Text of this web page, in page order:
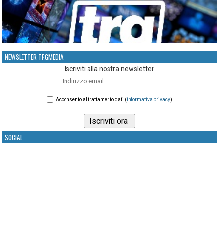
NEWSLETTER TRGMEDIA
Iscriviti alla nostra newsletter
Acconsento al trattamento dati (informativa privacy)
SOCIAL